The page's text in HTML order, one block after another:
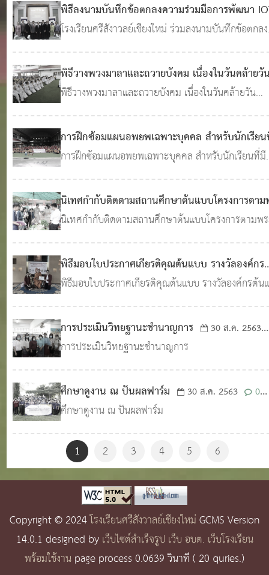
พิธีลงนามบันทึกข้อตกลงความร่วมมือการพัฒนา
ด้านการศึกษา
07 ต.ค. 2563 0 1,650
โรงเรียนศรีสังาวลย์เชียงใหม่ ร่วมลงนามบันทึกข้อตกลง
ความร่วมมือการพัฒนา IOT ด้านการศึกษา ณ วิทยา
เทคโนโลยีโปลิเทคนิค ลานนา เชียงใหม่
พิธีวางพวงมาลาและถวายบังคม เนื่องในวันคล้ายวั
สวรรคต
12 ต.ค. 2563 0 2,276
พิธีวางพวงมาลาและถวายบังคม เนื่องในวันคล้ายวัน
สวรรคต พระบาทสมเด็จพระบรมชนกาธิเบศร มหาภู
อดุลยเดชมหาราช บรมบนาถบพิตร
การฝึกซ้อมแผนอพยพเฉพาะบุคคล สำหรับนักเรีย
ความบกพร้องทางด้านร่างกาย หรือการเคลื่อนไหว
09 ก.ย. 2563 0 1,679
การฝึกซ้อมแผนอพยพเฉพาะบุคคล สำหรับนักเรียนที่มี
ความบกพร้องทางด้านร่างกาย หรือการเคลื่อนไหว
นิเทศกำกับติดตามสถานศึกษาต้นแบบโครงการตา
ราชดำริ ระดับหน่วยงานทางการศึกษา ของสำนักง
ศึกษาธิการจังหวัดเชียงใหม่
31 ส.ค. 2563
0
1,920
นิเทศกำกับติดตามสถานศึกษาต้นแบบโครงการตามพ
ราชดำริ ระดับหน่วยงานทางการศึกษา ของสำนักงาน
ศึกษาธิการจังหวัดเชียงใหม่
พิธีมอบใบประกาศเกียรติคุณต้นแบบ รางวัลองค์กร
ต้นแบบคนดีศรีเชียงใหม่ คนดีศรีแผ่นดินและคนดี
ศรีเชียงใหม่ ประจำปี 2563
30 ส.ค. 2563
0
1,898
พิธีมอบใบประกาศเกียรติคุณต้นแบบ รางวัลองค์กรต้น
คนดีศรีเชียงใหม่ คนดีศรีแผ่นดินและคนดีศรีเชียงใหม่
ประจำปี 2563
การประเมินวิทยฐานะชำนาญการ
30 ส.ค. 2563
0
1,804
การประเมินวิทยฐานะชำนาญการ
ศึกษาดูงาน ณ ปันผลฟาร์ม 30 ส.ค. 2563
0
2,546
ศึกษาดูงาน ณ ปันผลฟาร์ม
1 2 3 4 5 6
Copyright © 2024โรงเรียนศรีสังวาลย์เชียงใหม่GCMS Version
14.0.1 designed byเว็บไซต์สำเร็จรูป เว็บ อบต. เว็บโรงเรียน
พร้อมใช้งานpage process0.0639วินาที (20 quries.)